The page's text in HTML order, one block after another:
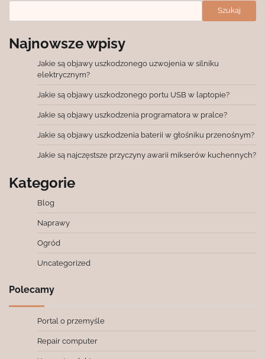
Szukaj
Najnowsze wpisy
Jakie są objawy uszkodzonego uzwojenia w silniku
elektrycznym?
Jakie są objawy uszkodzonego portu USB w laptopie?
Jakie są objawy uszkodzenia programatora w pralce?
Jakie są objawy uszkodzenia baterii w głośniku przenośnym?
Jakie są najczęstsze przyczyny awarii mikserów kuchennych?
Kategorie
Blog
Naprawy
Ogród
Uncategorized
Polecamy
Portal o przemyśle
Repair computer